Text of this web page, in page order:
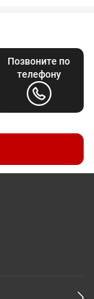
Позвоните по
телефону